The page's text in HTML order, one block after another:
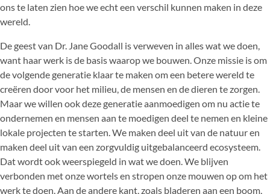
ons te laten zien hoe we echt een verschil kunnen maken in deze
wereld.
De geest van Dr. Jane Goodall is verweven in alles wat we doen,
want haar werk is de basis waarop we bouwen. Onze missie is om
de volgende generatie klaar te maken om een ​​betere wereld te
creëren door voor het milieu, de mensen en de dieren te zorgen.
Maar we willen ook deze generatie aanmoedigen om nu actie te
ondernemen en mensen aan te moedigen deel te nemen en kleine
lokale projecten te starten. We maken deel uit van de natuur en
maken deel uit van een zorgvuldig uitgebalanceerd ecosysteem.
Dat wordt ook weerspiegeld in wat we doen. We blijven
verbonden met onze wortels en stropen onze mouwen op om het
werk te doen. Aan de andere kant, zoals bladeren aan een boom,